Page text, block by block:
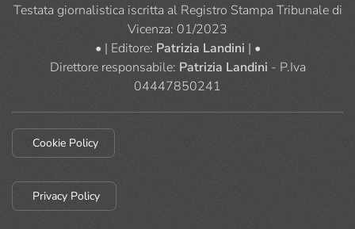
Testata giornalistica iscritta al Registro Stampa Tribunale di
Vicenza: 01/2023
• | Editore: Patrizia Landini | •
Direttore responsabile: Patrizia Landini - P.Iva
04447850241
Cookie Policy
Privacy Policy